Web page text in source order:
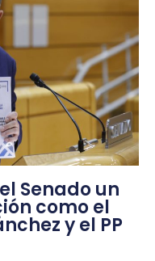
Senado un
como el
y el PP